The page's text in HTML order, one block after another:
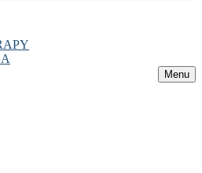
Menu